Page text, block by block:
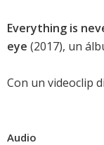
Everything is
eye (2017), un
Con un videoclip
Audio